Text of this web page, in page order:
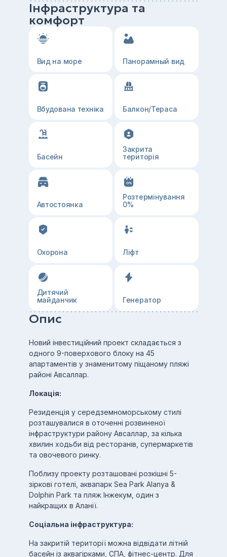
Інфраструктура та
комфорт
Вид на море Панорамный вид
Вбудована техніка Балкон/Тераса
Басейн
Закрита
територія
Автостоянка
Розтермінування
0%
Охорона Ліфт
Дитячий
майданчик
Генератор
Опис
Новий інвестиційний проект складається з
одного 9-поверхового блоку на 45
апартаментів у знаменитому піщаному пляжі
районі Авсаллар.
Локація:
Резиденція у середземноморському стилі
розташувалися в оточенні розвиненої
інфраструктури району Авсаллар, за кілька
хвилин ходьби від ресторанів, супермаркетів
та овочевого ринку.
Поблизу проекту розташовані розкішні 5-
зіркові готелі, аквапарк Sea Park Alanya &
Dolphin Park та пляж Інжекум, один з
найкращих в Аланії.
Соціальна інфраструктура:
На закритій території можна відвідати літній
басейн із аквагірками, СПА, фітнес-центр. Для